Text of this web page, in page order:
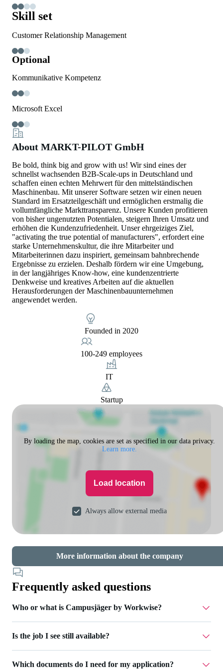
Skill set
Customer Relationship Management
Optional
Kommunikative Kompetenz
Microsoft Excel
About MARKT-PILOT GmbH
Be bold, think big and grow with us! Wir sind eines der
schnellst wachsenden B2B-Scale-ups in Deutschland und
schaffen einen echten Mehrwert für den mittelständischen
Maschinenbau. Mit unserer Software setzen wir einen neuen
Standard im Ersatzteilgeschäft und ermöglichen erstmalig die
vollumfängliche Markttransparenz. Unsere Kunden profitieren
von bisher ungenutzten Potentialen, steigern Ihren Umsatz und
erhöhen die Kundenzufriedenheit. Unser ehrgeiziges Ziel,
"activating the true potential of manufacturers", erfordert eine
starke Unternehmenskultur, die ihre Mitarbeiter und
Mitarbeiterinnen dazu inspiriert, gemeinsam bahnbrechende
Ergebnisse zu erzielen. Deshalb fördern wir eine Umgebung,
in der langjähriges Know-how, eine kundenzentrierte
Denkweise und kreatives Arbeiten auf die aktuellen
Herausforderungen der Maschinenbauunternehmen
angewendet werden.
Founded in 2020
100-249 employees
IT
Startup
By loading the map, cookies are set as specified in our data privacy.
Learn more.
Load location
Always allow external media
More information about the company
Frequently asked questions
Who or what is Campusjäger by Workwise?
Campusjäger is part of Workwise - a job platform that
supports you throughout your entire career. We take care of
recruiting for various companies and accompany you
Is the job I see still available?
Which documents do I need for my application?